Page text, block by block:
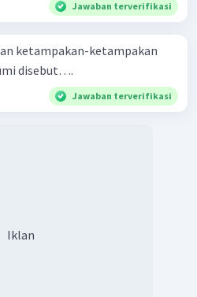
Jawaban terverifikasi
ketampakan-ketampakan
disebut….
Jawaban terverifikasi
Iklan